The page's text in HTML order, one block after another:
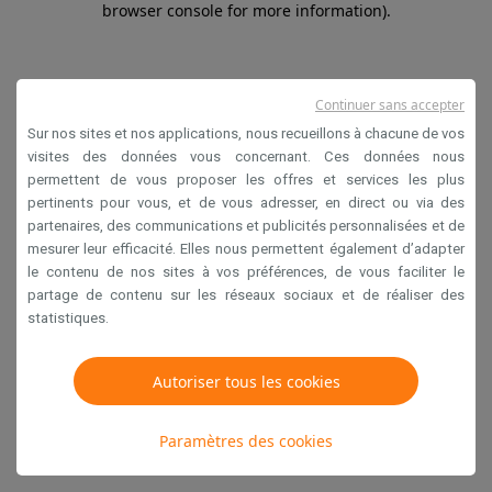
browser console for more information).
Sur nos sites et nos applications, nous recueillons à chacune de vos
visites des données vous concernant. Ces données nous
permettent de vous proposer les offres et services les plus
pertinents pour vous, et de vous adresser, en direct ou via des
partenaires, des communications et publicités personnalisées et de
mesurer leur efficacité. Elles nous permettent également d’adapter
le contenu de nos sites à vos préférences, de vous faciliter le
partage de contenu sur les réseaux sociaux et de réaliser des
statistiques.
Autoriser tous les cookies
Paramètres des cookies
Continuer sans accepter